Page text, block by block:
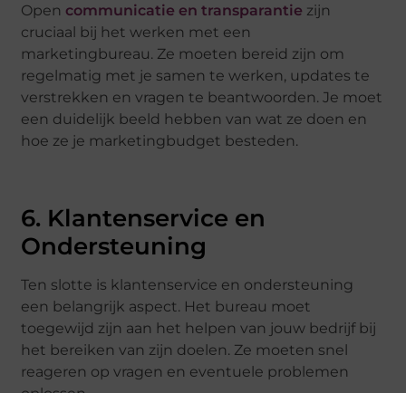
Opencommunicatie en transparantie zijn
cruciaal bij het werken met een
marketingbureau. Ze moeten bereid zijn om
regelmatig met je samen te werken, updates te
verstrekken en vragen te beantwoorden. Je moet
een duidelijk beeld hebben van wat ze doen en
hoe ze je marketingbudget besteden.
6. Klantenservice en
Ondersteuning
Ten slotte is klantenservice en ondersteuning
een belangrijk aspect. Het bureau moet
toegewijd zijn aan het helpen van jouw bedrijf bij
het bereiken van zijn doelen. Ze moeten snel
reageren op vragen en eventuele problemen